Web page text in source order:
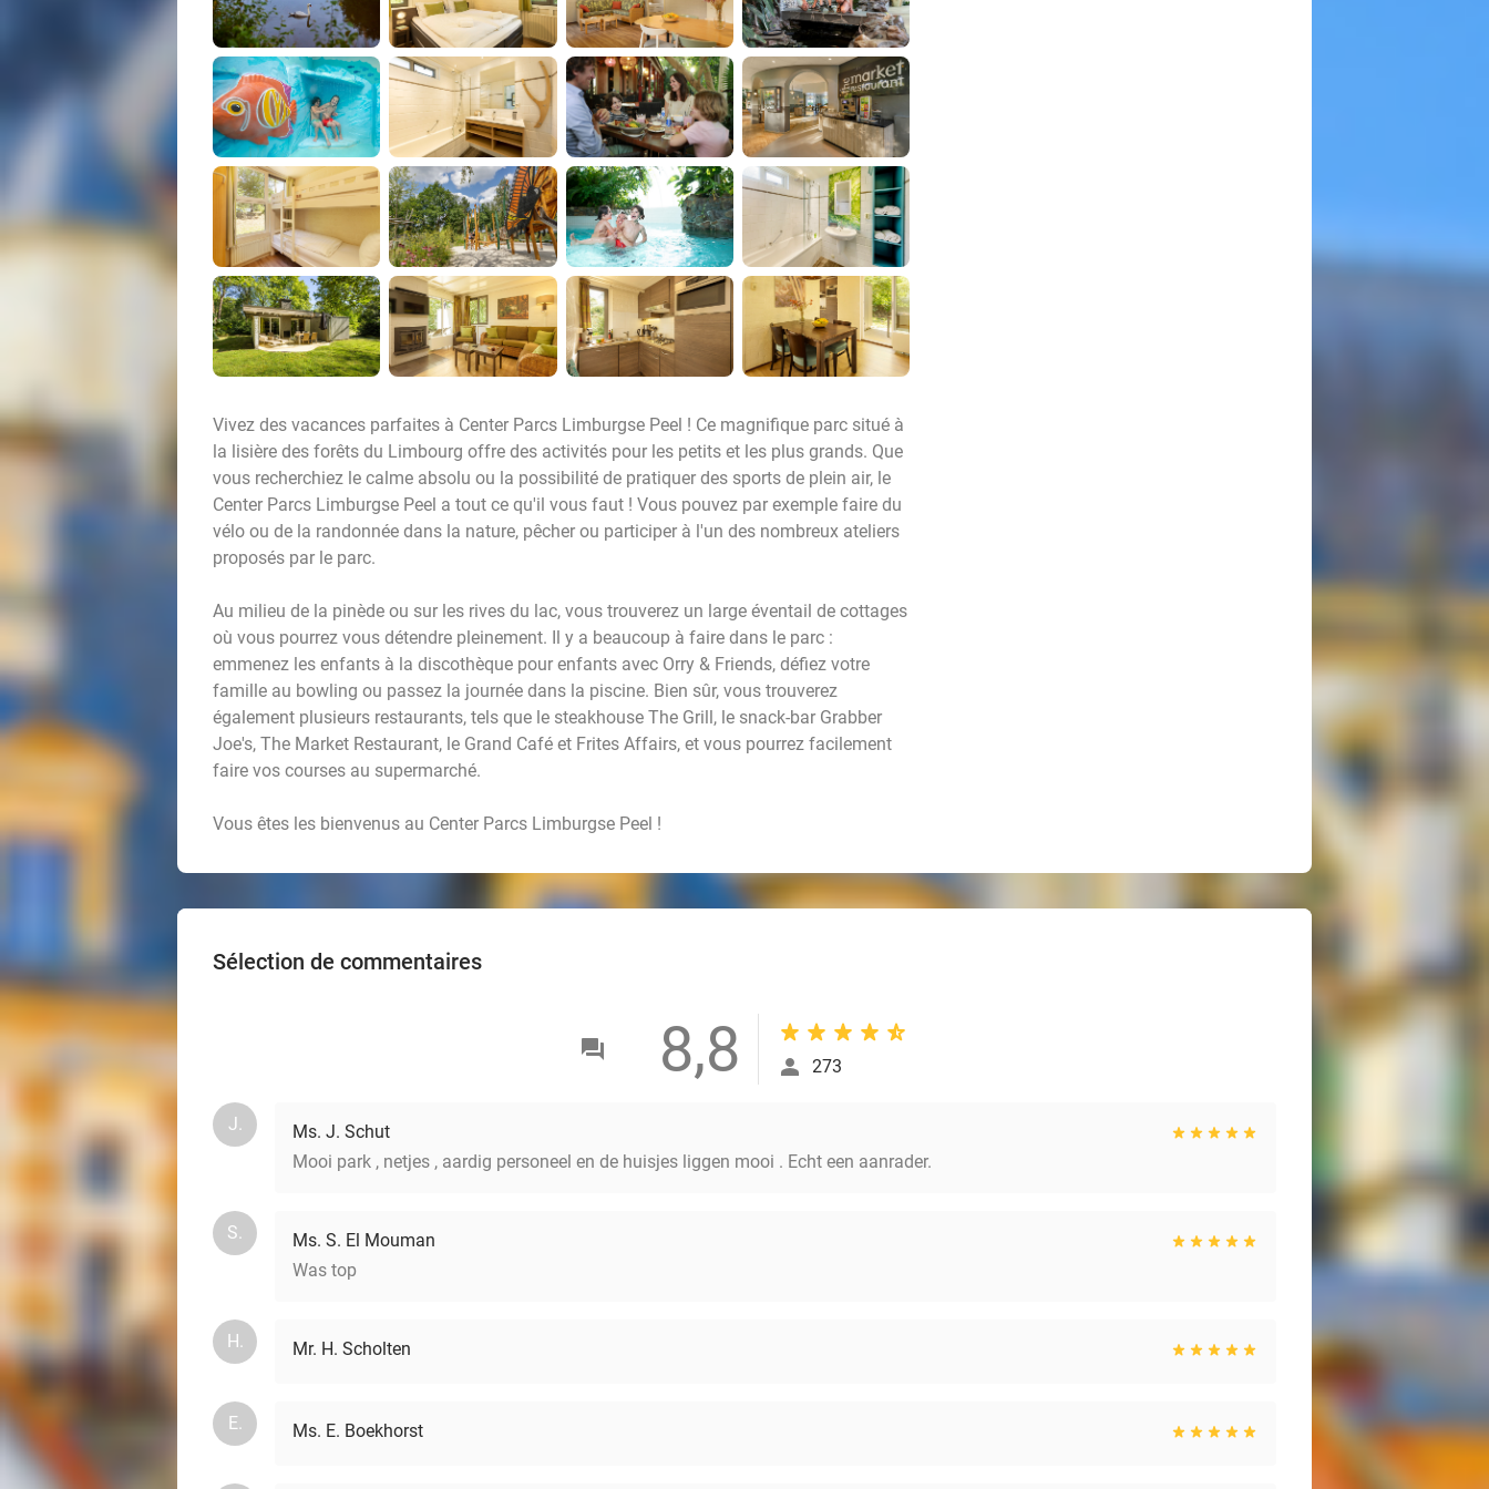
Vivez des vacances parfaites à Center Parcs Limburgse Peel ! Ce magnifique parc situé à
la lisière des forêts du Limbourg offre des activités pour les petits et les plus grands. Que
vous recherchiez le calme absolu ou la possibilité de pratiquer des sports de plein air, le
Center Parcs Limburgse Peel a tout ce qu'il vous faut ! Vous pouvez par exemple faire du
vélo ou de la randonnée dans la nature, pêcher ou participer à l'un des nombreux ateliers
proposés par le parc.
Au milieu de la pinède ou sur les rives du lac, vous trouverez un large éventail de cottages
où vous pourrez vous détendre pleinement. Il y a beaucoup à faire dans le parc :
emmenez les enfants à la discothèque pour enfants avec Orry & Friends, défiez votre
famille au bowling ou passez la journée dans la piscine. Bien sûr, vous trouverez
également plusieurs restaurants, tels que le steakhouse The Grill, le snack-bar Grabber
Joe's, The Market Restaurant, le Grand Café et Frites Affairs, et vous pourrez facilement
faire vos courses au supermarché.
Vous êtes les bienvenus au Center Parcs Limburgse Peel !
Sélection de commentaires
8,8 273
J.
Ms. J. Schut
Mooi park , netjes , aardig personeel en de huisjes liggen mooi . Echt een aanrader.
S.
Ms. S. El Mouman
Was top
H. Mr. H. Scholten
E. Ms. E. Boekhorst